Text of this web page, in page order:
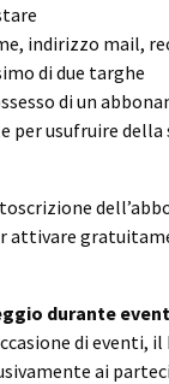
indirizzo mail,
di due targhe
di un
per usufruire
attivare
durante
di eventi,
ai